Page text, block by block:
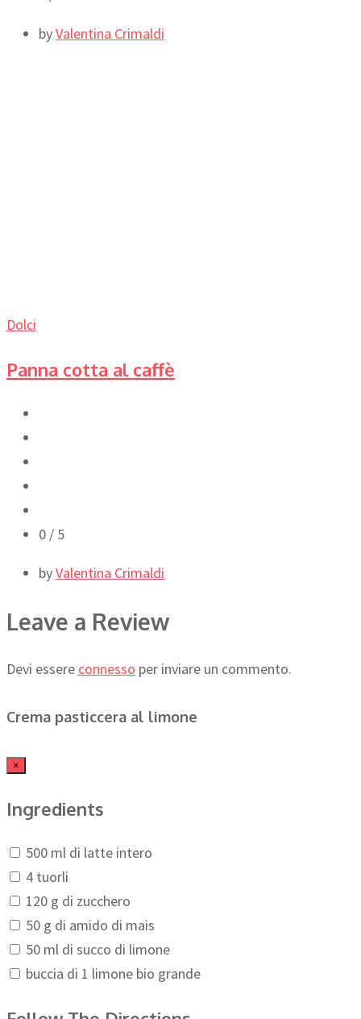
byValentina Crimaldi
Dolci
Panna cotta al caffè
0 / 5
byValentina Crimaldi
Leave a Review
Devi essere connesso per inviare un commento.
Crema pasticcera al limone
×
Ingredients
500 ml di latte intero
4 tuorli
120 g di zucchero
50 g di amido di mais
50 ml di succo di limone
buccia di 1 limone bio grande